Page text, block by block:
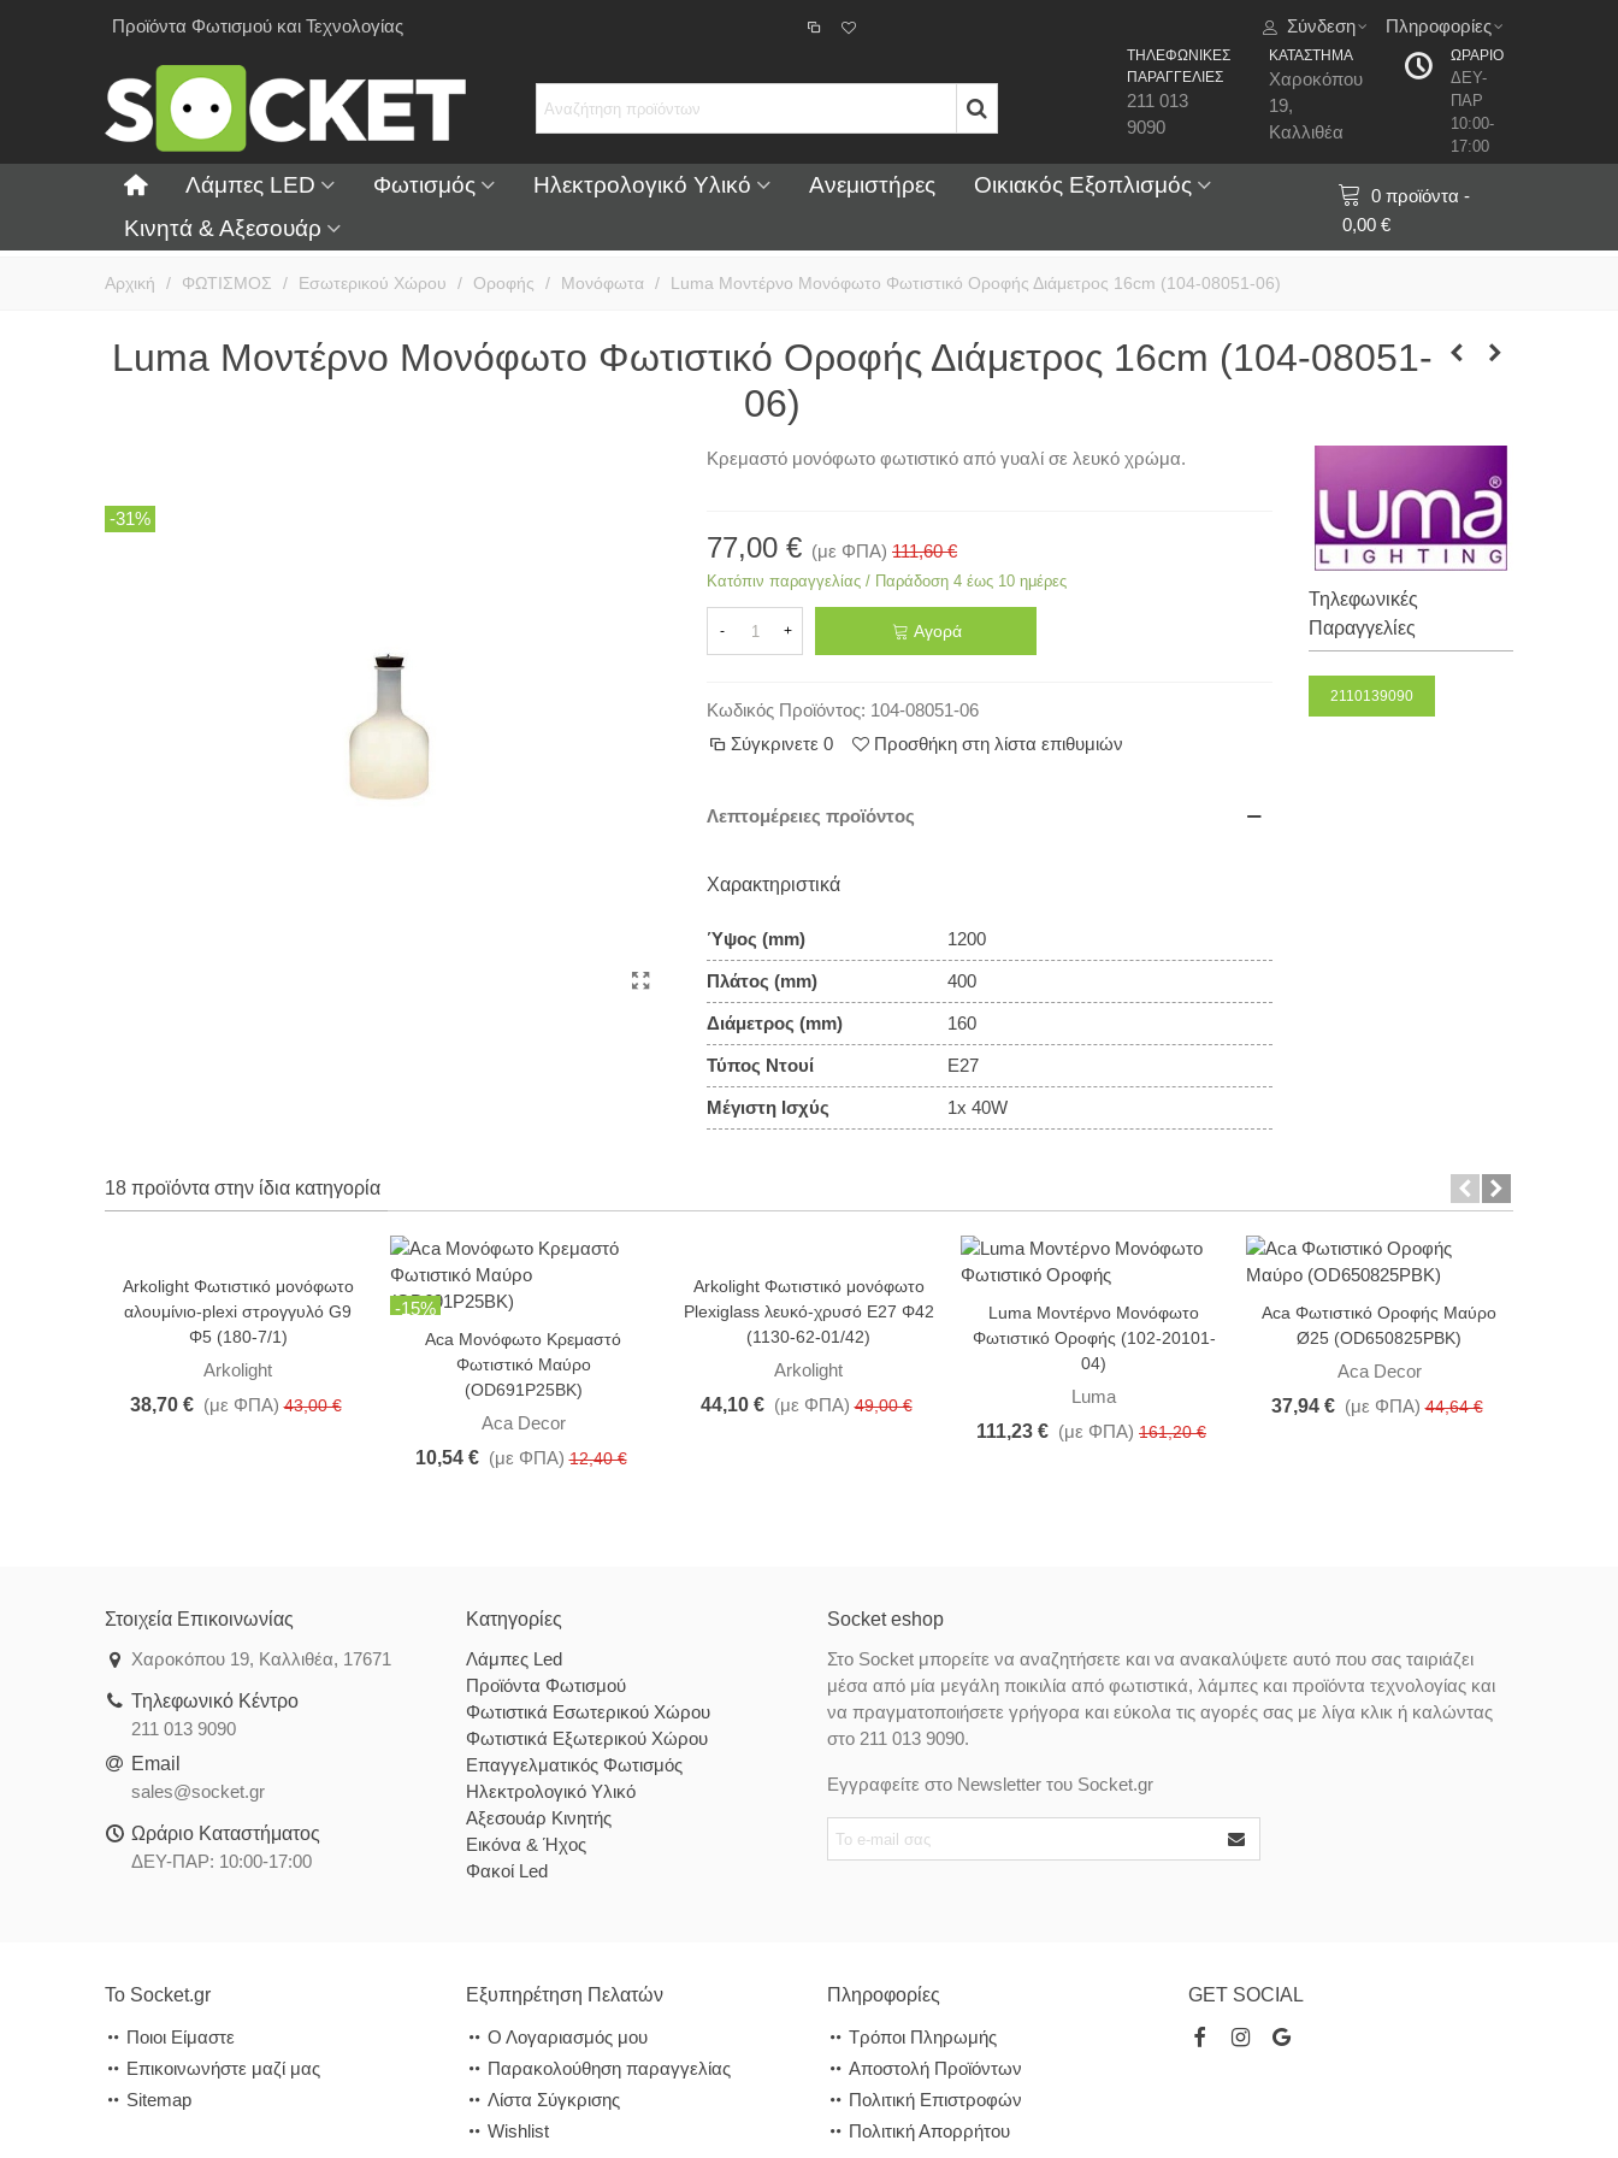
Προϊόντα Φωτισμού και Τεχνολογίας Σύνδεση Πληροφορίες
ΤΗΛΕΦΩΝΙΚΕΣ
ΠΑΡΑΓΓΕΛΙΕΣ
211 013
9090
ΚΑΤΑΣΤΗΜΑ
Χαροκόπου
19,
Καλλιθέα
ΩΡΑΡΙΟ
ΔΕΥ-
ΠΑΡ
10:00-
17:00
Λάμπες LED Φωτισμός Ηλεκτρολογικό Υλικό Ανεμιστήρες
Οικιακός Εξοπλισμός
Κινητά & Αξεσουάρ
0 προϊόντα -
0,00 €
Αρχική / ΦΩΤΙΣΜΟΣ / Εσωτερικού Χώρου / Οροφής / Μονόφωτα / Luma Μοντέρνο Μονόφωτο Φωτιστικό Οροφής Διάμετρος 16cm (104-08051-06)
Luma Μοντέρνο Μονόφωτο Φωτιστικό Οροφής Διάμετρος 16cm (104-08051-
06)
-31%
Κρεμαστό μονόφωτο φωτιστικό από γυαλί σε λευκό χρώμα.
77,00 € (με ΦΠΑ) 111,60 €
Κατόπιν παραγγελίας / Παράδοση 4 έως 10 ημέρες
- + Αγορά
Κωδικός Προϊόντος: 104-08051-06
Σύγκρινετε 0 Προσθήκη στη λίστα επιθυμιών
Λεπτομέρειες προϊόντος
Χαρακτηριστικά
Ύψος (mm) 1200
Πλάτος (mm) 400
Διάμετρος (mm) 160
Τύπος Ντουί E27
Μέγιστη Ισχύς 1x 40W
Τηλεφωνικές
Παραγγελίες
2110139090
18 προϊόντα στην ίδια κατηγορία
-10%
Arkolight Φωτιστικό μονόφωτο
αλουμίνιο-plexi στρογγυλό G9
Φ5 (180-7/1)
Arkolight
38,70 € (με ΦΠΑ) 43,00 €
-15%
Aca Μονόφωτο Κρεμαστό
Φωτιστικό Μαύρο
(OD691P25BK)
Aca Decor
10,54 € (με ΦΠΑ) 12,40 €
-10%
Arkolight Φωτιστικό μονόφωτο
Plexiglass λευκό-χρυσό Ε27 Φ42
(1130-62-01/42)
Arkolight
44,10 € (με ΦΠΑ) 49,00 €
-31%Luma Μοντέρνο Μονόφωτο
Φωτιστικό Οροφής (102-20101-
04)
Luma
111,23 € (με ΦΠΑ) 161,20 €
-15%
Aca Φωτιστικό Οροφής Μαύρο
Ø25 (OD650825PBK)
Aca Decor
37,94 € (με ΦΠΑ) 44,64 €
Στοιχεία Επικοινωνίας
Χαροκόπου 19, Καλλιθέα, 17671
Τηλεφωνικό Κέντρο
211 013 9090
Email
sales@socket.gr
Ωράριο Καταστήματος
ΔΕΥ-ΠΑΡ: 10:00-17:00
Κατηγορίες
Λάμπες Led
Προϊόντα Φωτισμού
Φωτιστικά Εσωτερικού Χώρου
Φωτιστικά Εξωτερικού Χώρου
Επαγγελματικός Φωτισμός
Ηλεκτρολογικό Υλικό
Αξεσουάρ Κινητής
Εικόνα & Ήχος
Φακοί Led
Socket eshop
Στο Socket μπορείτε να αναζητήσετε και να ανακαλύψετε αυτό που σας ταιριάζει
μέσα από μία μεγάλη ποικιλία από φωτιστικά, λάμπες και προϊόντα τεχνολογίας και
να πραγματοποιήσετε γρήγορα και εύκολα τις αγορές σας με λίγα κλικ ή καλώντας
στο 211 013 9090.
Εγγραφείτε στο Newsletter του Socket.gr
Το Socket.gr
Ποιοι Είμαστε
Επικοινωνήστε μαζί μας
Sitemap
Εξυπηρέτηση Πελατών
Ο Λογαριασμός μου
Παρακολούθηση παραγγελίας
Λίστα Σύγκρισης
Wishlist
Πληροφορίες
Τρόποι Πληρωμής
Αποστολή Προϊόντων
Πολιτική Επιστροφών
Πολιτική Απορρήτου
GET SOCIAL